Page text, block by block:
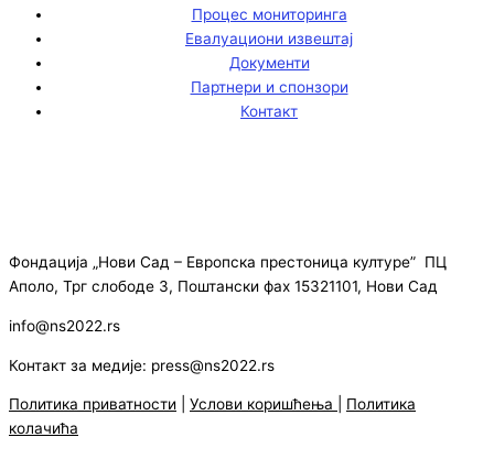
Процес мониторинга
Евалуациони извештај
Документи
Партнери и спонзори
Контакт
Фондација „Нови Сад – Европска престоница културе” ПЦ
Аполо, Трг слободе 3, Поштански фах 15321101, Нови Сад
info@ns2022.rs
Контакт за медије: press@ns2022.rs
Политика приватности Услови коришћења
Политика
колачића